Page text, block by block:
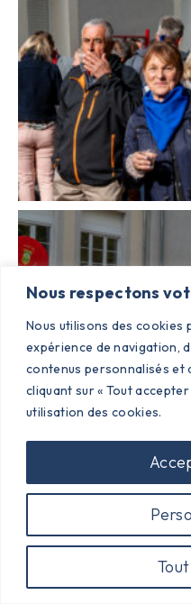
Nous respectons
Nous utilisons des
expérience de navigation,
contenus personnalisés et
cliquant sur « Tout
utilisation des cookies.